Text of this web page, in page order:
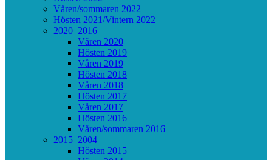
Våren/sommaren 2022
Hösten 2021/Vintern 2022
2020–2016
Våren 2020
Hösten 2019
Våren 2019
Hösten 2018
Våren 2018
Hösten 2017
Våren 2017
Hösten 2016
Våren/sommaren 2016
2015–2004
Hösten 2015